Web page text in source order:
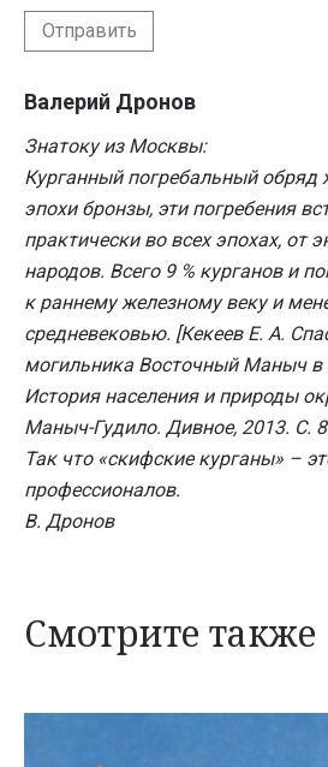
Отправить
Валерий Дронов
Знатоку из Москвы:
Курганный погребальный обряд
эпохи бронзы, эти погребения
практически во всех эпохах, от
народов. Всего 9 % курганов и
к раннему железному веку и
средневековью. [Кекеев Е. А.
могильника Восточный Маныч в
История населения и природы
Маныч-Гудило. Дивное, 2013. С.
Так что «скифские курганы» –
профессионалов.
В. Дронов
Смотрите также